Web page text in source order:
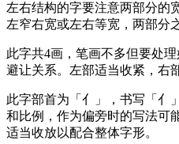
左右结构的字要注意两部分的
左窄右宽或左右等宽，两部分
此字共4画，笔画不多但要处
避让关系。左部适当收紧，右
此字部首为「亻」，书写「亻
和比例，作为偏旁时的写法可
适当收放以配合整体字形。